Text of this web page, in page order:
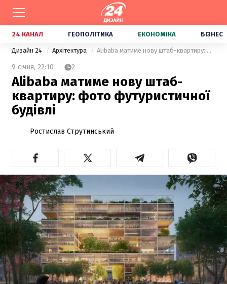
24 КАНАЛ ГЕОПОЛІТИКА ЕКОНОМІКА БІЗНЕС
Дизайн 24 Архітектура Alibaba матиме нову штаб-квартиру: фото футуристичної будівлі
9 січня, 22:10 2
Alibaba матиме нову штаб-
квартиру: фото футуристичної
будівлі
Ростислав Струтинський